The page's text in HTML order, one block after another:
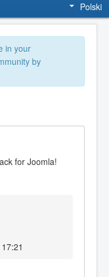
Polski
in your
by
for Joomla!